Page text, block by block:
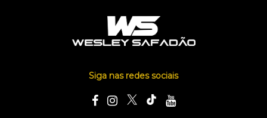
Siga nas redes sociais